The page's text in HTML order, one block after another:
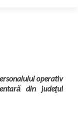
operativ
din judeţul